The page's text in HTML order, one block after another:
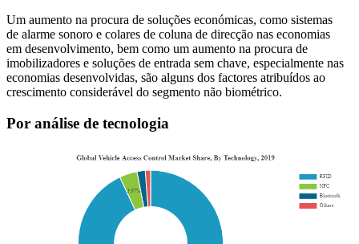
Um aumento na procura de soluções económicas, como sistemas
de alarme sonoro e colares de coluna de direcção nas economias
em desenvolvimento, bem como um aumento na procura de
imobilizadores e soluções de entrada sem chave, especialmente nas
economias desenvolvidas, são alguns dos factores atribuídos ao
crescimento considerável do segmento não biométrico.
Por análise de tecnologia